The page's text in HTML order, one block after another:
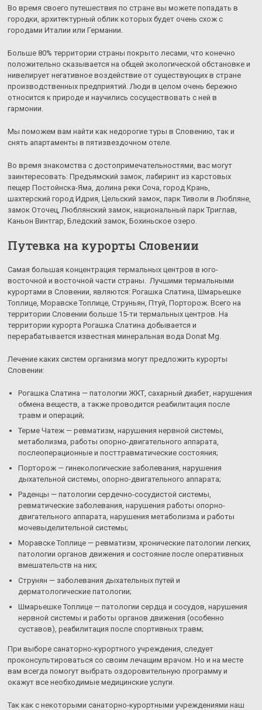
Во время своего путешествия по стране вы можете попадать в
городки, архитектурный облик которых будет очень схож с
городами Италии или Германии.
Больше 80% территории страны покрыто лесами, что конечно
положительно сказывается на общей экологической обстановке и
нивелирует негативное воздействие от существующих в стране
производственных предприятий. Люди в целом очень бережно
относится к природе и научились сосуществовать с ней в
гармонии.
Мы поможем вам найти как недорогие туры в Словению, так и
снять апартаменты в пятизвездочном отеле.
Во время знакомства с достопримечательностями, вас могут
заинтересовать: Предъямский замок, лабиринт из карстовых
пещер Постойнска-Яма, долина реки Соча, город Крань,
шахтерский город Идрия, Цельский замок, парк Тиволи в Любляне,
замок Оточец, Люблянский замок, национальный парк Триглав,
Каньон Винтгар, Бледский замок, Бохиньское озеро.
Путевка на курорты Словении
Самая большая концентрация термальных центров в юго-
восточной и восточной части страны. Лучшими термальными
курортами в Словении, являются: Рогашка Слатина, Шмарьешке
Топлице, Моравске Топлице, Струньян, Птуй, Порторож. Всего на
территории Словении больше 15-ти термальных центров. На
территории курорта Рогашка Слатина добывается и
перерабатывается известная минеральная вода Donat Mg.
Лечение каких систем организма могут предложить курорты
Словении:
Рогашка Слатина — патологии ЖКТ, сахарный диабет, нарушения
обмена веществ, а также проводится реабилитация после
травм и операций;
Терме Чатеж — ревматизм, нарушения нервной системы,
метаболизма, работы опорно-двигательного аппарата,
послеоперационные и посттравматические состояния;
Порторож — гинекологические заболевания, нарушения
дыхательной системы, опорно-двигательного аппарата;
Раденцы — патологии сердечно-сосудистой системы,
ревматические заболевания, нарушения работы опорно-
двигательного аппарата, нарушения метаболизма и работы
мочевыделительной системы;
Моравске Топлице — ревматизм, хронические патологии легких,
патологии органов движения и состояние после оперативных
вмешательств на них;
Струнян — заболевания дыхательных путей и
дерматологические патологии;
Шмарьешке Топлице — патологии сердца и сосудов, нарушения
нервной системы и работы органов движения (особенно
суставов), реабилитация после спортивных травм;
При выборе санаторно-курортного учреждения, следует
проконсультироваться со своим лечащим врачом. Но и на месте
вам всегда помогут выбрать оздоровительную программу и
окажут все необходимые медицинские услуги.
Так как с некоторыми санаторно-курортными учреждениями наш